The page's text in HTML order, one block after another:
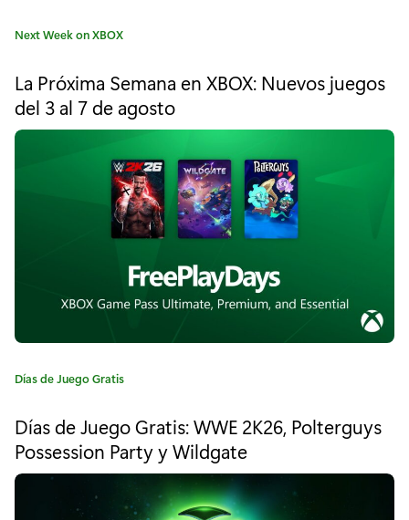
i
a
s
e
m
a
n
a
n
X
b
o
C
e
g
o
Next Week on XBOX
La Próxima Semana en XBOX: Nuevos juegos
del 3 al 7 de agosto
C
e
g
o
Días de Juego Gratis
Días de Juego Gratis: WWE 2K26, Polterguys
Possession Party y Wildgate